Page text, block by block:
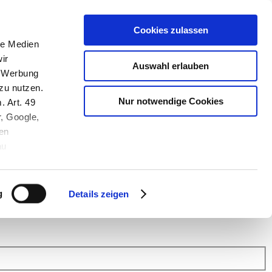
Medien
nutzen.
Art. 49
Google,
Details zeigen
Cookies zulassen
Auswahl erlauben
Nur notwendige Cookies